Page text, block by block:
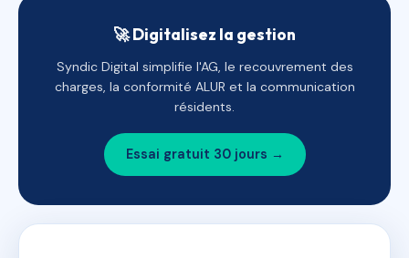
🚀 Digitalisez la gestion
Syndic Digital simplifie l'AG, le recouvrement des
charges, la conformité ALUR et la communication
résidents.
Essai gratuit 30 jours →